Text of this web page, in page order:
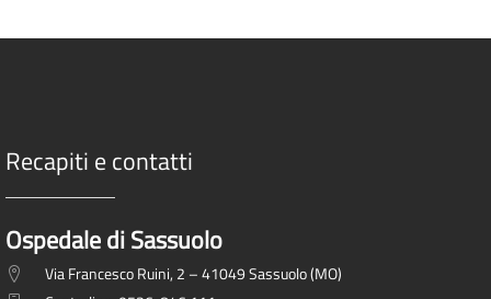
Recapiti e contatti
Ospedale di Sassuolo
Via Francesco Ruini, 2 – 41049 Sassuolo (MO)